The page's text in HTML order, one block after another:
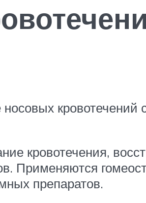
кровотечения,
Применяются
препаратов.